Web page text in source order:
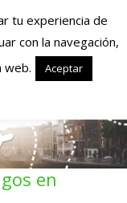
en
en
tu experiencia de
con la navegación,
web.
Aceptar